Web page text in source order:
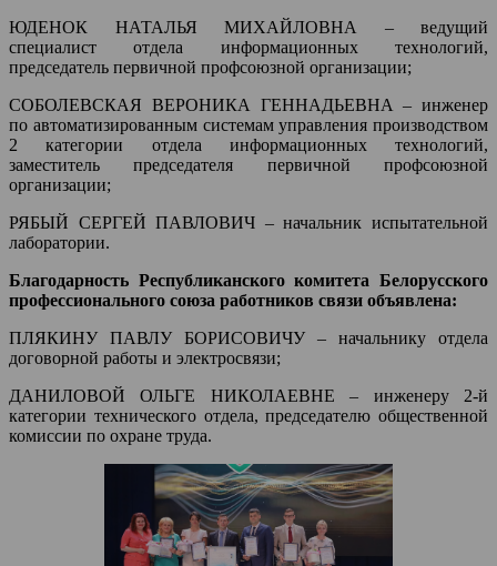
ЮДЕНОК НАТАЛЬЯ МИХАЙЛОВНА – ведущий
специалист отдела информационных технологий,
председатель первичной профсоюзной организации;
СОБОЛЕВСКАЯ ВЕРОНИКА ГЕННАДЬЕВНА – инженер
по автоматизированным системам управления производством
2 категории отдела информационных технологий,
заместитель председателя первичной профсоюзной
организации;
РЯБЫЙ СЕРГЕЙ ПАВЛОВИЧ – начальник испытательной
лаборатории.
Благодарность Республиканского комитета Белорусского
профессионального союза работников связи объявлена:
ПЛЯКИНУ ПАВЛУ БОРИСОВИЧУ – начальнику отдела
договорной работы и электросвязи;
ДАНИЛОВОЙ ОЛЬГЕ НИКОЛАЕВНЕ – инженеру 2-й
категории технического отдела, председателю общественной
комиссии по охране труда.